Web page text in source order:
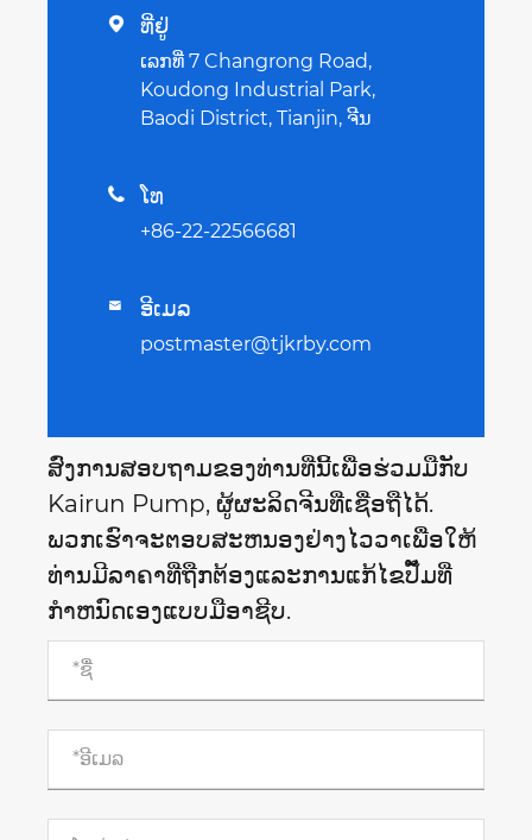
 ທີ່ຢູ່
ເລກທີ່ 7 Changrong Road,
Koudong Industrial Park,
Baodi District, Tianjin, ຈີນ
 ໂທ
+86-22-22566681
 ອີເມລ
postmaster@tjkrby.com
ສົ່ງການສອບຖາມຂອງທ່ານທີ່ນີ້ເພື່ອຮ່ວມມືກັບ
Kairun Pump, ຜູ້ຜະລິດຈີນທີ່ເຊື່ອຖືໄດ້.
ພວກເຮົາຈະຕອບສະຫນອງຢ່າງໄວວາເພື່ອໃຫ້
ທ່ານມີລາຄາທີ່ຖືກຕ້ອງແລະການແກ້ໄຂປັ໊ມທີ່
ກໍາຫນົດເອງແບບມືອາຊີບ.